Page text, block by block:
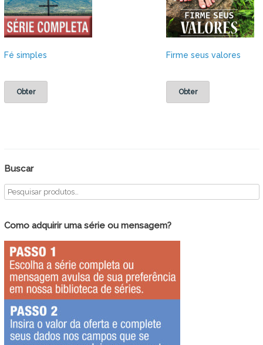
Fé simples
Obter
Firme seus valores
Obter
Buscar
Como adquirir uma série ou mensagem?